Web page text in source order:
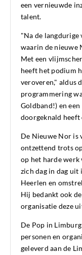
een vernieuwde
talent.
"Na de langdurige
waarin de nieuwe
Met een
heeft het podium
veroveren," aldus
programmering
Goldband!) en
doorgeknald
De Nieuwe Nor is
ontzettend trots
op het harde
zich dag in dag
Heerlen en
Hij bedankt ook
organisatie deze
De Pop in
personen en
geleverd aan de